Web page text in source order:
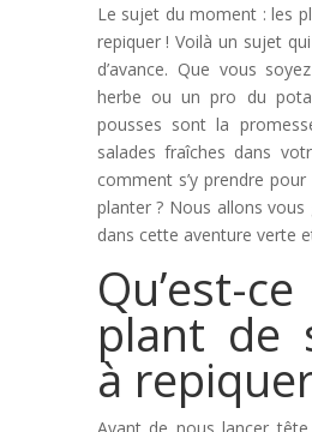
Le sujet du moment : les
repiquer ! Voilà un sujet
d’avance. Que vous
herbe ou un pro du
pousses sont la
salades fraîches dans
comment s’y prendre
planter ? Nous allons vous
dans cette aventure verte
Qu’est-
plant de
à
Avant de nous lancer